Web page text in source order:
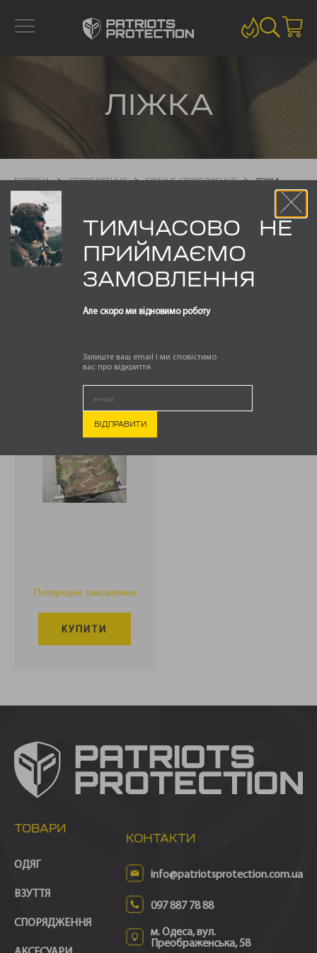
ЛІЖКА
ГОЛОВНА СПОРЯДЖЕННЯ БІВАЧНЕ СПОРЯДЖЕННЯ ЛІЖКА
Показано один результат
PROTECTION,
МУЛЬТИКАМ
Попереднє замовлення
КУПИТИ
ТОВАРИ
ОДЯГ
ВЗУТТЯ
СПОРЯДЖЕННЯ
КОНТАКТИ
info@patriotsprotection.com.ua
097 887 78 88
м. Одеса, вул.
Преображенська, 58
ТИМЧАСОВО НЕ
ПРИЙМАЄМО
ЗАМОВЛЕННЯ
Але скоро ми відновимо роботу
Залиште ваш email і ми сповістимо
вас про відкриття